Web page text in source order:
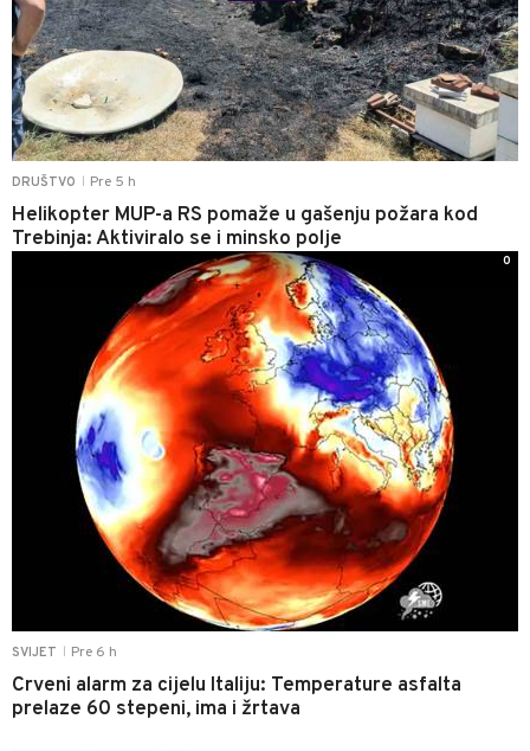
DRUŠTVO Pre 5 h
Helikopter MUP-a RS pomaže u gašenju požara kod
Trebinja: Aktiviralo se i minsko polje
SVIJET Pre 6 h
Crveni alarm za cijelu Italiju: Temperature asfalta
prelaze 60 stepeni, ima i žrtava
0